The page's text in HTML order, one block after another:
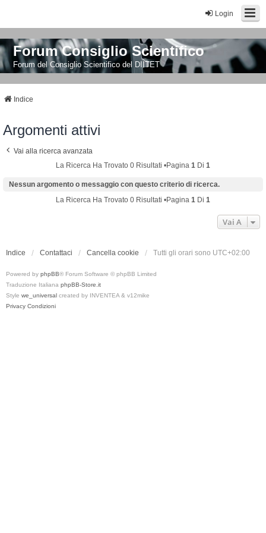
Login
Forum Consiglio Scientifico
Forum del Consiglio Scientifico del DIITET
Indice
Argomenti attivi
Vai alla ricerca avanzata
La Ricerca Ha Trovato 0 Risultati •Pagina 1 Di 1
Nessun argomento o messaggio con questo criterio di ricerca.
La Ricerca Ha Trovato 0 Risultati •Pagina 1 Di 1
Vai A
Indice Contattaci Cancella cookie Tutti gli orari sono UTC+02:00
Powered by phpBB® Forum Software © phpBB Limited
Traduzione Italiana phpBB-Store.it
Style we_universal created by INVENTEA & v12mike
Privacy Condizioni